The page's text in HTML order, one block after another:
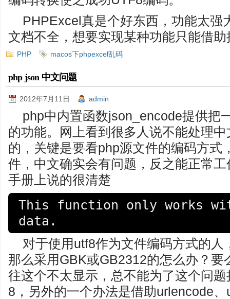
PHPExcel真是个好东西，功能太强
文档不全，想要实现某种功能只能借
PHP macos下phpexcel乱码
php json 中文问题
2012年7月11日 admin
php中内置函数json_encode提供把
的功能。网上看到很多人说不能处理
的，关键是要看php源文件的编码方式
件，中文确实会有问题，反之能正常
手册上说的很清楚
This function only works
data.
对于使用utf8作为文件编码方式的
那么采用GBK或GB2312的怎么办？
往这个不太显示，总不能为了这个问
8，另外的一个办法是借助urlencode